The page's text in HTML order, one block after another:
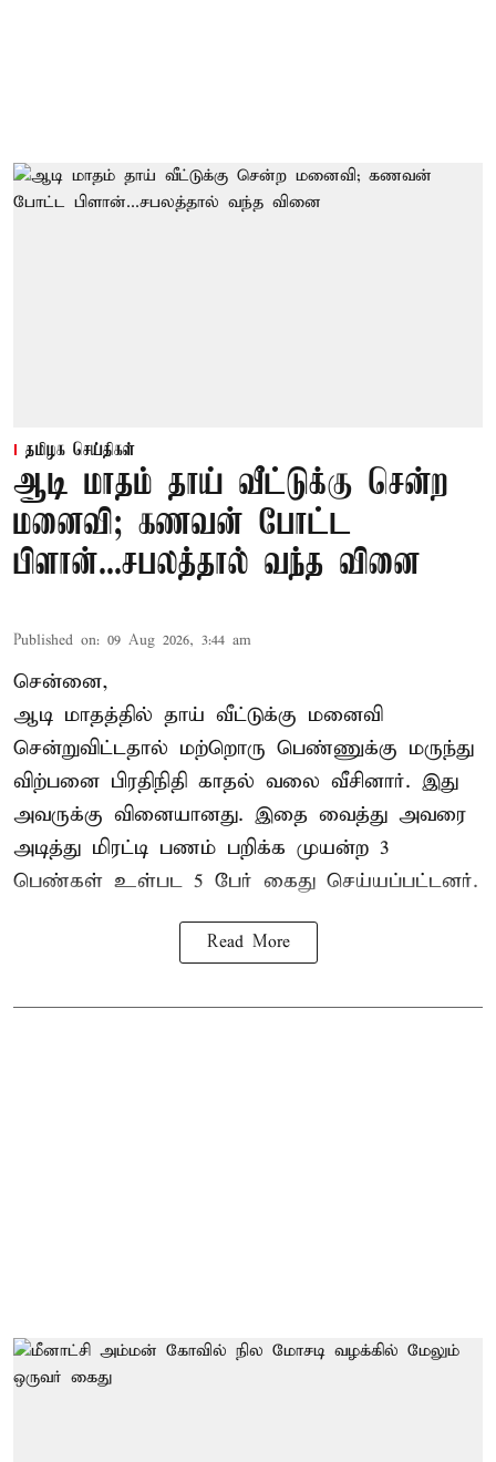
தமிழக செய்திகள்
ஆடி மாதம் தாய் வீட்டுக்கு சென்ற
மனைவி; கணவன் போட்ட
பிளான்...சபலத்தால் வந்த வினை
Published on: 09 Aug 2026, 3:44 am
சென்னை,
ஆடி மாதத்தில் தாய் வீட்டுக்கு மனைவி
சென்றுவிட்டதால் மற்றொரு பெண்ணுக்கு மருந்து
விற்பனை பிரதிநிதி காதல் வலை வீசினார். இது
அவருக்கு வினையானது. இதை வைத்து அவரை
அடித்து மிரட்டி பணம் பறிக்க முயன்ற 3
பெண்கள் உள்பட 5 பேர் கைது செய்யப்பட்டனர்.
Read More